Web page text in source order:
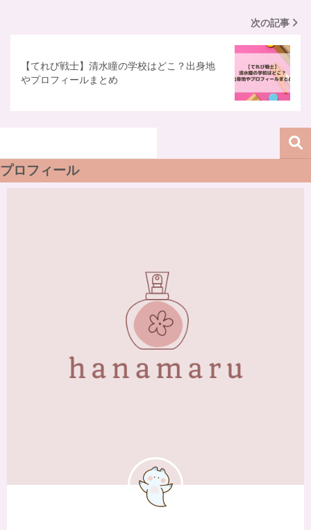
次の記事
【てれび戦士】清水瞳の学校はどこ？出身地
やプロフィールまとめ
プロフィール